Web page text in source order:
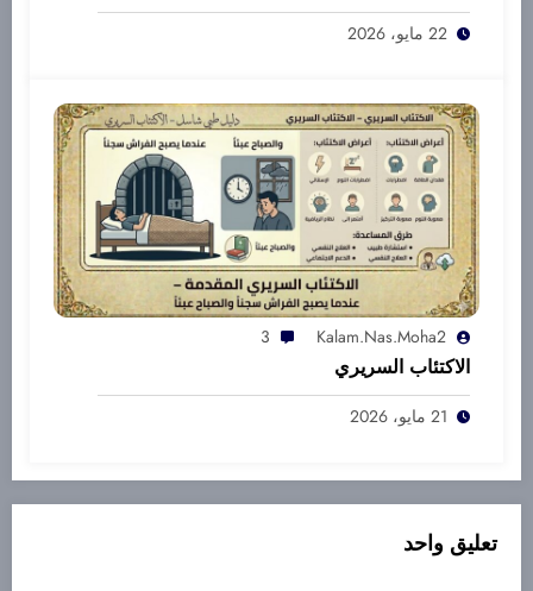
22 مايو، 2026
Kalam.nas.moha2
3
الاكتئاب السريري
21 مايو، 2026
تعليق واحد